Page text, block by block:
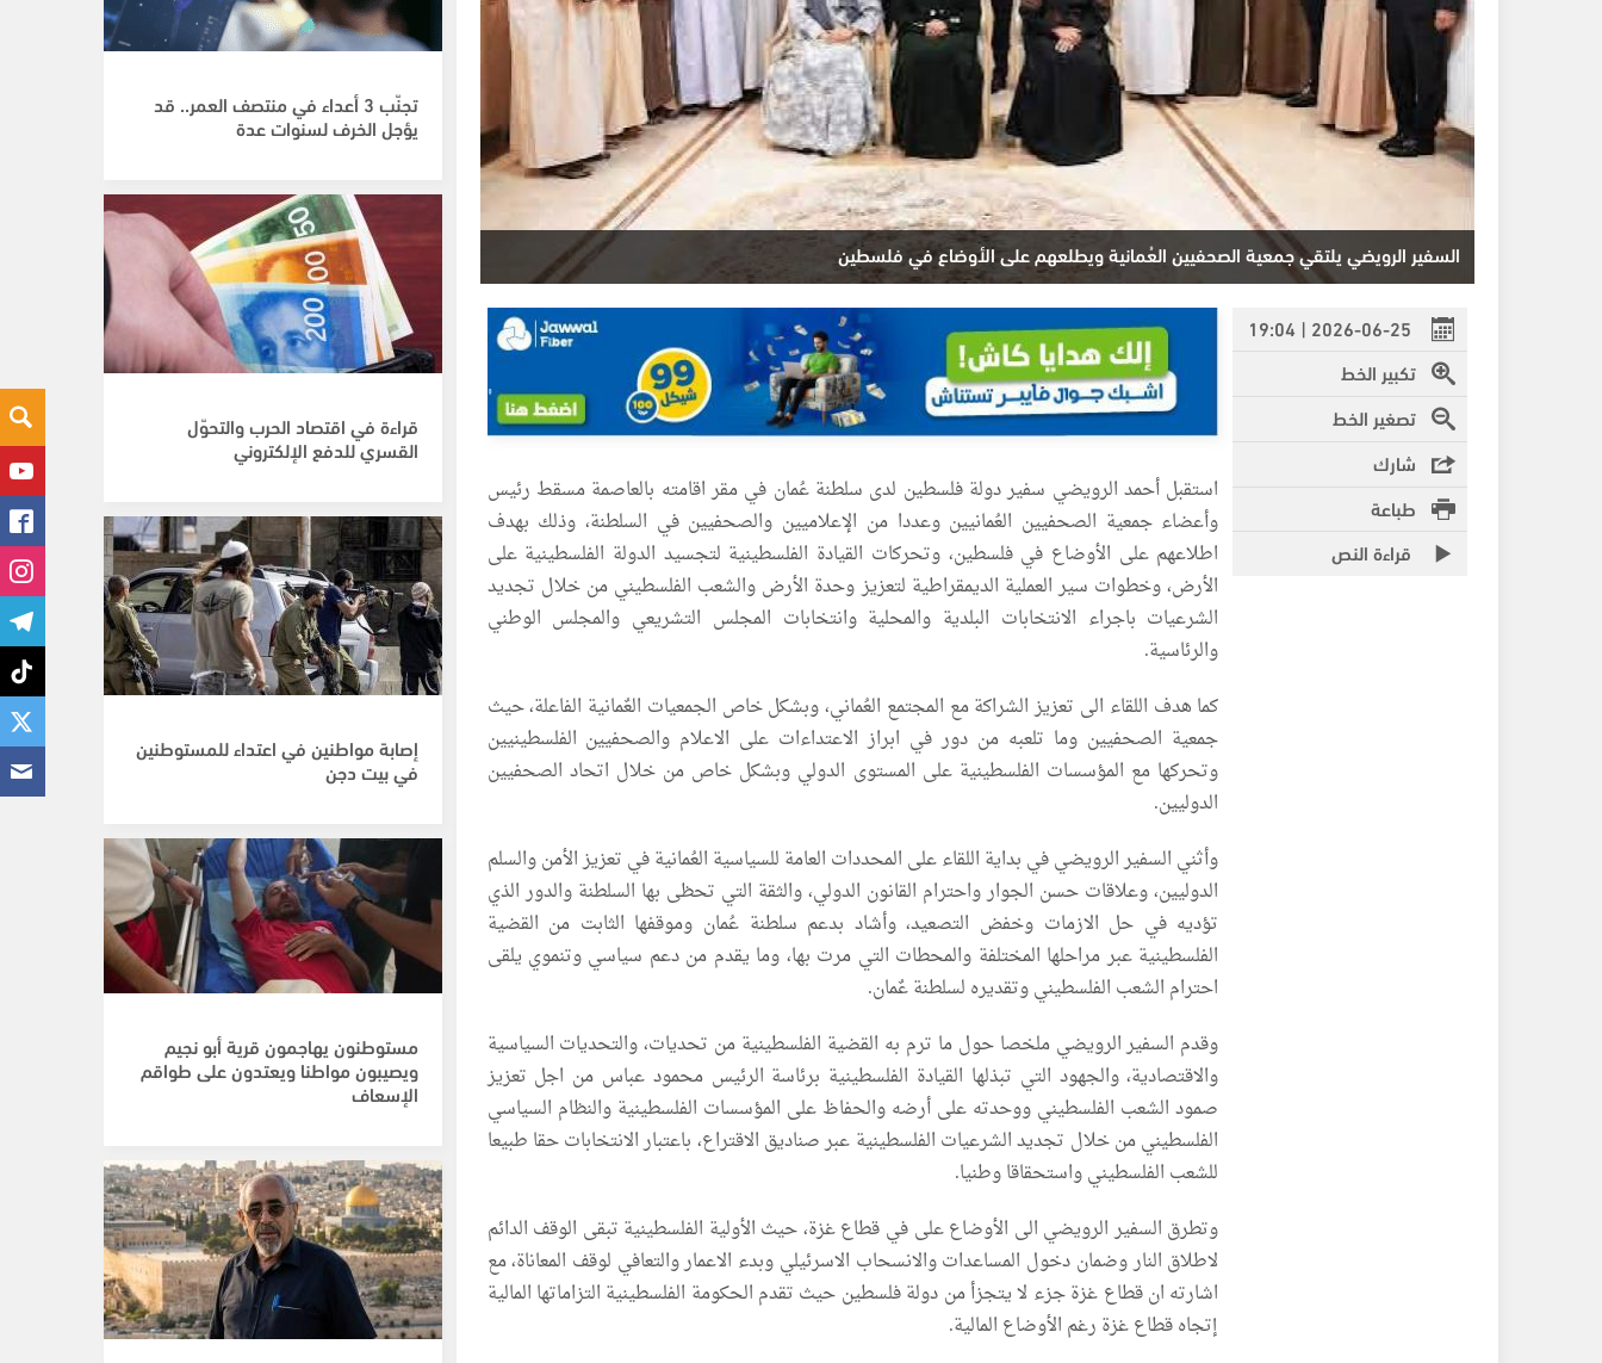
السفير الرويضي يلتقي جمعية الصحفيين العُمانية ويطلعهم على الأوضاع في فلسطين
2026-06-25 | 19:04
تكبير الخط
تصغير الخط
شارك
طباعة
قراءة النص
استقبل أحمد الرويضي سفير دولة فلسطين لدى سلطنة عُمان في مقر اقامته بالعاصمة مسقط رئيس
وأعضاء جمعية الصحفيين العُمانيين وعددا من الإعلاميين والصحفيين في السلطنة، وذلك بهدف
اطلاعهم على الأوضاع في فلسطين، وتحركات القيادة الفلسطينية لتجسيد الدولة الفلسطينية على
الأرض، وخطوات سير العملية الديمقراطية لتعزيز وحدة الأرض والشعب الفلسطيني من خلال تجديد
الشرعيات باجراء الانتخابات البلدية والمحلية وانتخابات المجلس التشريعي والمجلس الوطني
والرئاسية.
كما هدف اللقاء الى تعزيز الشراكة مع المجتمع العُماني، وبشكل خاص الجمعيات العٌمانية الفاعلة، حيث
جمعية الصحفيين وما تلعبه من دور في ابراز الاعتداءات على الاعلام والصحفيين الفلسطينيين
وتحركها مع المؤسسات الفلسطينية على المستوى الدولي وبشكل خاص من خلال اتحاد الصحفيين
الدوليين.
وأثني السفير الرويضي في بداية اللقاء على المحددات العامة للسياسية العُمانية في تعزيز الأمن والسلم
الدوليين، وعلاقات حسن الجوار واحترام القانون الدولي، والثقة التي تحظى بها السلطنة والدور الذي
تؤديه في حل الازمات وخفض التصعيد، وأشاد بدعم سلطنة عُمان وموقفها الثابت من القضية
الفلسطينية عبر مراحلها المختلفة والمحطات التي مرت بها، وما يقدم من دعم سياسي وتنموي يلقى
احترام الشعب الفلسطيني وتقديره لسلطنة عٌمان.
وقدم السفير الرويضي ملخصا حول ما ترم به القضية الفلسطينية من تحديات، والتحديات السياسية
والاقتصادية، والجهود التي تبذلها القيادة الفلسطينية برئاسة الرئيس محمود عباس من اجل تعزيز
صمود الشعب الفلسطيني ووحدته على أرضه والحفاظ على المؤسسات الفلسطينية والنظام السياسي
الفلسطيني من خلال تجديد الشرعيات الفلسطينية عبر صناديق الاقتراع، باعتبار الانتخابات حقا طبيعا
للشعب الفلسطيني واستحقاقا وطنيا.
وتطرق السفير الرويضي الى الأوضاع على في قطاع غزة، حيث الأولية الفلسطينية تبقى الوقف الدائم
لاطلاق النار وضمان دخول المساعدات والانسحاب الاسرئيلي وبدء الاعمار والتعافي لوقف المعاناة، مع
اشارته ان قطاع غزة جزء لا يتجزأ من دولة فلسطين حيث تقدم الحكومة الفلسطينية التزاماتها المالية
إتجاه قطاع غزة رغم الأوضاع المالية.
تجنّب 3 أعداء في منتصف العمر.. قد
يؤجل الخرف لسنوات عدة
قراءة في اقتصاد الحرب والتحوّل
القسري للدفع الإلكتروني
إصابة مواطنين في اعتداء للمستوطنين
في بيت دجن
مستوطنون يهاجمون قرية أبو نجيم
ويصيبون مواطنا ويعتدون على طواقم
الإسعاف